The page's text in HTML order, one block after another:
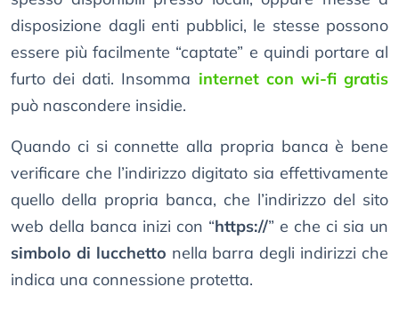
disposizione dagli enti pubblici, le stesse possono
essere più facilmente “captate” e quindi portare al
furto dei dati. Insomma internet con wi-fi gratis
può nascondere insidie.
Quando ci si connette alla propria banca è bene
verificare che l’indirizzo digitato sia effettivamente
quello della propria banca, che l’indirizzo del sito
web della banca inizi con “https://” e che ci sia un
simbolo di lucchetto nella barra degli indirizzi che
indica una connessione protetta.